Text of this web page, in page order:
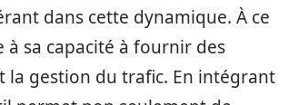
dans cette dynamique. À ce
à sa capacité à fournir des
la gestion du trafic. En intégrant